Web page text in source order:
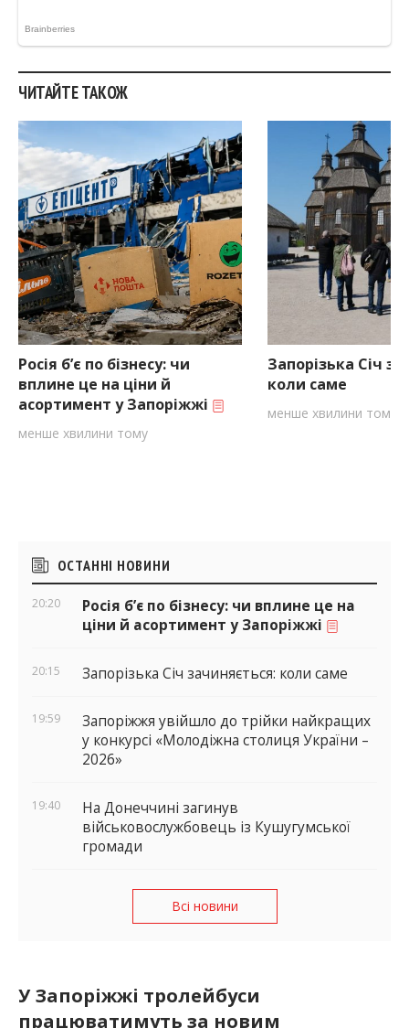
ЧИТАЙТЕ ТАКОЖ
Росія б’є по бізнесу: чи
вплине це на ціни й
асортимент у Запоріжжі
менше хвилини тому
Запорізька Січ
коли саме
менше хвилини тому
Бічні
віджети
ОСТАННІ НОВИНИ
20:20
Росія б’є по бізнесу: чи вплине це на
ціни й асортимент у Запоріжжі
20:15 Запорізька Січ зачиняється: коли саме
19:59
Запоріжжя увійшло до трійки найкращих
у конкурсі «Молодіжна столиця України –
2026»
19:40
На Донеччині загинув
військовослужбовець із Кушугумської
громади
Всі новини
У Запоріжжі тролейбуси
працюватимуть за новим